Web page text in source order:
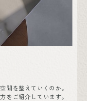
間を整えていくのか。
をご紹介しています。